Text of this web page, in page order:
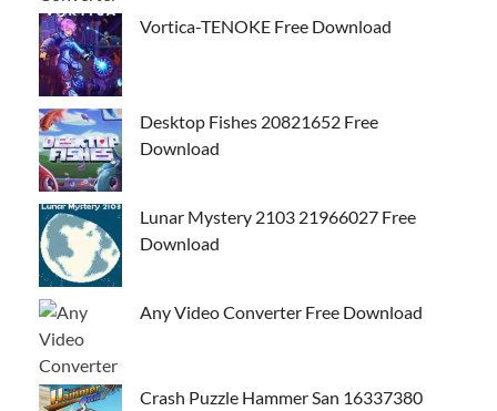
Vortica-TENOKE Free Download
Desktop Fishes 20821652 Free
Download
Lunar Mystery 2103 21966027 Free
Download
Any Video Converter Free Download
Crash Puzzle Hammer San 16337380